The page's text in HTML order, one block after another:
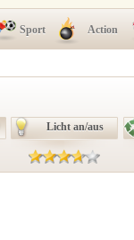
Sport Action
Licht an/aus